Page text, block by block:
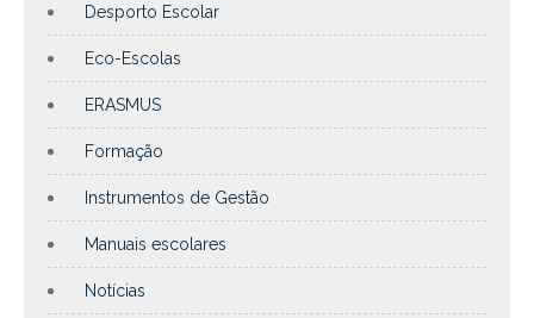
Desporto Escolar
Eco-Escolas
ERASMUS
Formação
Instrumentos de Gestão
Manuais escolares
Notícias